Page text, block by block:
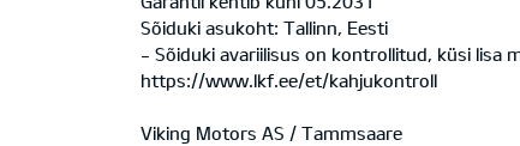
Sõiduki asukoht: Tallinn, Eesti
- Sõiduki avariilisus on kontrollitud, küsi lisa
https://www.lkf.ee/et/kahjukontroll
Viking Motors AS / Tammsaare